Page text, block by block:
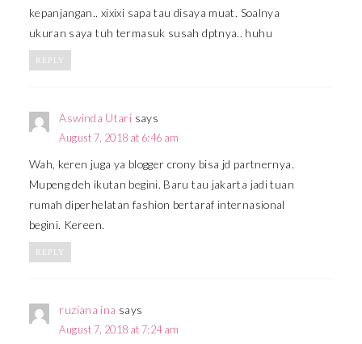
kepanjangan.. xixixi sapa tau disaya muat. Soalnya
ukuran saya tuh termasuk susah dptnya.. huhu
REPLY
Aswinda Utari says
August 7, 2018 at 6:46 am
Wah, keren juga ya blogger crony bisa jd partnernya.
Mupeng deh ikutan begini. Baru tau jakarta jadi tuan
rumah diperhelatan fashion bertaraf internasional
begini. Kereen.
REPLY
ruziana ina says
August 7, 2018 at 7:24 am